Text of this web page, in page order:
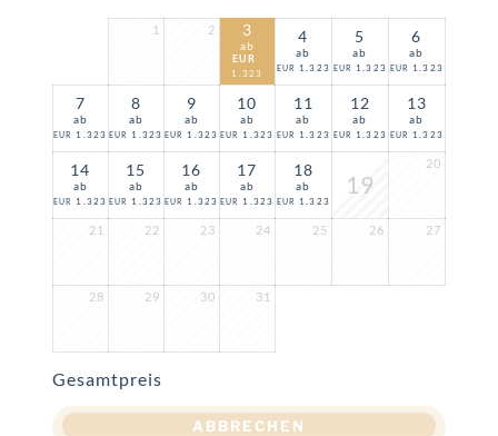
1 2 3
ab
EUR
1.323
4
ab
EUR 1.323
5
ab
EUR 1.323
6
ab
EUR 1.323
7
ab
EUR 1.323
8
ab
EUR 1.323
9
ab
EUR 1.323
10
ab
EUR 1.323
11
ab
EUR 1.323
12
ab
EUR 1.323
13
ab
EUR 1.323
14
ab
EUR 1.323
15
ab
EUR 1.323
16
ab
EUR 1.323
17
ab
EUR 1.323
18
ab
EUR 1.323
19
20
21 22 23 24 25 26 27
28 29 30 31
Gesamtpreis
ABBRECHEN